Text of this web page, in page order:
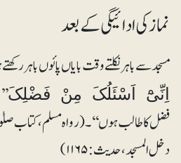
نماز کی ادائیگی کے بعد
مسجد سے باہر نکلتے وقت بایاں پائوں باہر
اِنِّیْٓ اَسْئَلُکَ مِنْ فَضْلِکَ
فضل کا طالب ہوں‘‘۔(رواہ مسلم، کتاب صلوٰۃ
دخل المسجد، حدیث: ۱۱۶۵)